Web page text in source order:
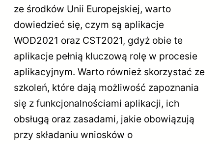
ze środków Unii Europejskiej, warto
dowiedzieć się, czym są aplikacje
WOD2021 oraz CST2021, gdyż obie te
aplikacje pełnią kluczową rolę w procesie
aplikacyjnym. Warto również skorzystać ze
szkoleń, które dają możliwość zapoznania
się z funkcjonalnościami aplikacji, ich
obsługą oraz zasadami, jakie obowiązują
przy składaniu wniosków o